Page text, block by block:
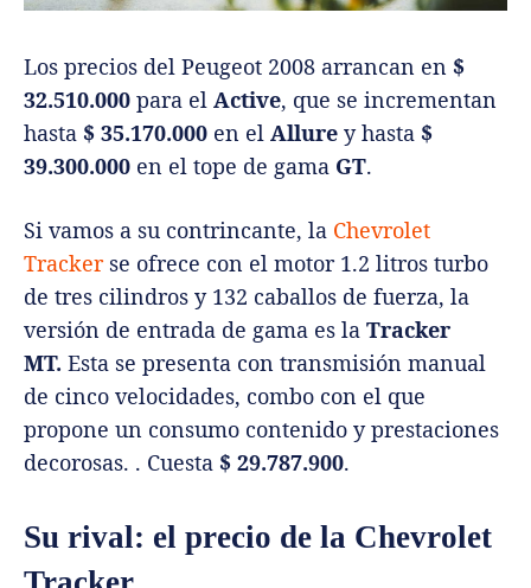
Los precios del Peugeot 2008 arrancan en $
32.510.000 para el Active, que se incrementan
hasta $ 35.170.000 en el Allure y hasta $
39.300.000 en el tope de gama GT.
Si vamos a su contrincante, la Chevrolet
Trackerse ofrece con el motor 1.2 litros turbo
de tres cilindros y 132 caballos de fuerza, la
versión de entrada de gama es la Tracker
MT. Esta se presenta con transmisión manual
de cinco velocidades, combo con el que
propone un consumo contenido y prestaciones
decorosas. . Cuesta $ 29.787.900.
Su rival: el precio de la Chevrolet